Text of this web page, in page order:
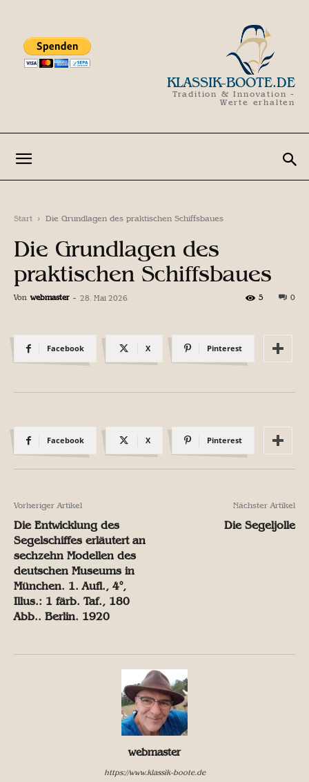
KLASSIK-BOOTE.DE
Tradition & Innovation -
Werte erhalten
Start Die Grundlagen des praktischen Schiffsbaues
Die Grundlagen des
praktischen Schiffsbaues
Von webmaster - 28. Mai 2026 0
5
Facebook X Pinterest
Facebook X Pinterest
Vorheriger Artikel
Die Entwicklung des
Segelschiffes erläutert an
sechzehn Modellen des
deutschen Museums in
München. 1. Aufl., 4°,
Illus.: 1 färb. Taf., 180
Abb.. Berlin. 1920
Nächster Artikel
Die Segeljolle
webmaster
https://www.klassik-boote.de